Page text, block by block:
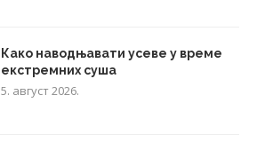
Како наводњавати усеве у време
екстремних суша
5. август 2026.